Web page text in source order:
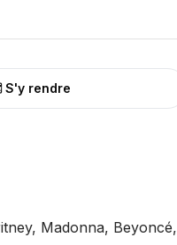
rendre
Madonna, Beyoncé,